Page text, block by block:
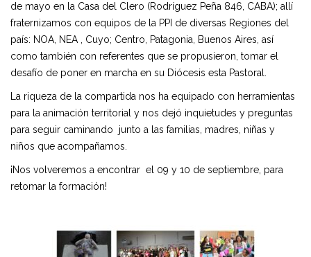
de mayo en la Casa del Clero (Rodríguez Peña 846, CABA); allí
fraternizamos con equipos de la PPI de diversas Regiones del
país: NOA, NEA , Cuyo; Centro, Patagonia, Buenos Aires, así
como también con referentes que se propusieron, tomar el
desafío de poner en marcha en su Diócesis esta Pastoral.
La riqueza de la compartida nos ha equipado con herramientas
para la animación territorial y nos dejó inquietudes y preguntas
para seguir caminando junto a las familias, madres, niñas y
niños que acompañamos.
¡Nos volveremos a encontrar el 09 y 10 de septiembre, para
retomar la formación!